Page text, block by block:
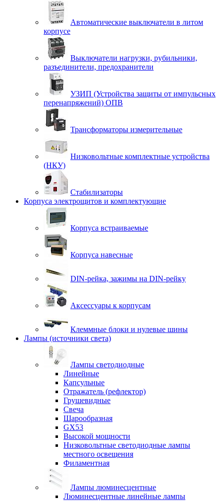
Автоматические выключатели в литом
корпусе
Выключатели нагрузки, рубильники,
разъединители, предохранители
УЗИП (Устройства защиты от импульсных
перенапряжений) ОПВ
Трансформаторы измерительные
Низковольтные комплектные устройства
(НКУ)
Стабилизаторы
Корпуса электрощитов и комплектующие
Корпуса встраиваемые
Корпуса навесные
DIN-рейка, зажимы на DIN-рейку
Аксессуары к корпусам
Клеммные блоки и нулевые шины
Лампы (источники света)
Лампы светодиодные
Линейные
Капсульные
Отражатель (рефлектор)
Грушевидные
Свеча
Шарообразная
GX53
Высокой мощности
Низковольтные светодиодные лампы
местного освещения
Филаментная
Лампы люминесцентные
Люминесцентные линейные лампы